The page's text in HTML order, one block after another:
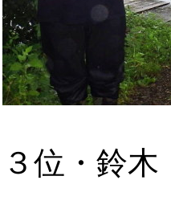
３位・鈴